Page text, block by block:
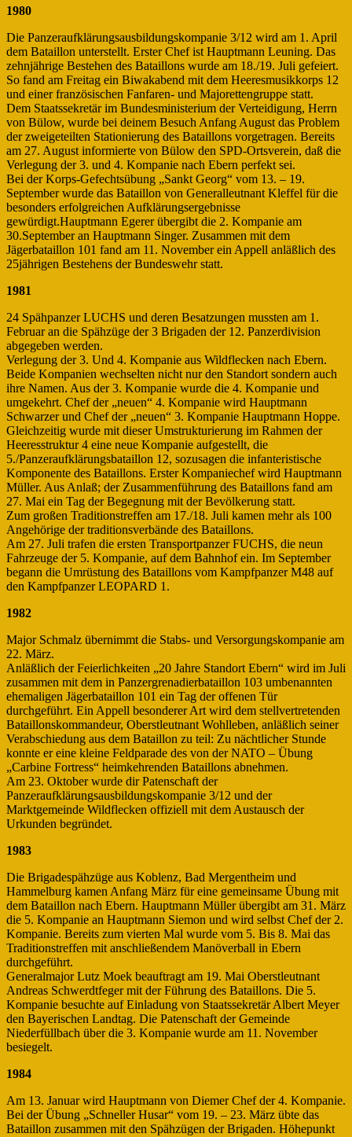
1980
Die Panzeraufklärungsausbildungskompanie 3/12 wird am 1. April
dem Bataillon unterstellt. Erster Chef ist Hauptmann Leuning. Das
zehnjährige Bestehen des Bataillons wurde am 18./19. Juli gefeiert.
So fand am Freitag ein Biwakabend mit dem Heeresmusikkorps 12
und einer französischen Fanfaren- und Majorettengruppe statt.
Dem Staatssekretär im Bundesministerium der Verteidigung, Herrn
von Bülow, wurde bei deinem Besuch Anfang August das Problem
der zweigeteilten Stationierung des Bataillons vorgetragen. Bereits
am 27. August informierte von Bülow den SPD-Ortsverein, daß die
Verlegung der 3. und 4. Kompanie nach Ebern perfekt sei.
Bei der Korps-Gefechtsübung „Sankt Georg“ vom 13. – 19.
September wurde das Bataillon von Generalleutnant Kleffel für die
besonders erfolgreichen Aufklärungsergebnisse
gewürdigt.Hauptmann Egerer übergibt die 2. Kompanie am
30.September an Hauptmann Singer. Zusammen mit dem
Jägerbataillon 101 fand am 11. November ein Appell anläßlich des
25jährigen Bestehens der Bundeswehr statt.
1981
24 Spähpanzer LUCHS und deren Besatzungen mussten am 1.
Februar an die Spähzüge der 3 Brigaden der 12. Panzerdivision
abgegeben werden.
Verlegung der 3. Und 4. Kompanie aus Wildflecken nach Ebern.
Beide Kompanien wechselten nicht nur den Standort sondern auch
ihre Namen. Aus der 3. Kompanie wurde die 4. Kompanie und
umgekehrt. Chef der „neuen“ 4. Kompanie wird Hauptmann
Schwarzer und Chef der „neuen“ 3. Kompanie Hauptmann Hoppe.
Gleichzeitig wurde mit dieser Umstrukturierung im Rahmen der
Heeresstruktur 4 eine neue Kompanie aufgestellt, die
5./Panzeraufklärungsbataillon 12, sozusagen die infanteristische
Komponente des Bataillons. Erster Kompaniechef wird Hauptmann
Müller. Aus Anlaß; der Zusammenführung des Bataillons fand am
27. Mai ein Tag der Begegnung mit der Bevölkerung statt.
Zum großen Traditionstreffen am 17./18. Juli kamen mehr als 100
Angehörige der traditionsverbände des Bataillons.
Am 27. Juli trafen die ersten Transportpanzer FUCHS, die neun
Fahrzeuge der 5. Kompanie, auf dem Bahnhof ein. Im September
begann die Umrüstung des Bataillons vom Kampfpanzer M48 auf
den Kampfpanzer LEOPARD 1.
1982
Major Schmalz übernimmt die Stabs- und Versorgungskompanie am
22. März.
Anläßlich der Feierlichkeiten „20 Jahre Standort Ebern“ wird im Juli
zusammen mit dem in Panzergrenadierbataillon 103 umbenannten
ehemaligen Jägerbataillon 101 ein Tag der offenen Tür
durchgeführt. Ein Appell besonderer Art wird dem stellvertretenden
Bataillonskommandeur, Oberstleutnant Wohlleben, anläßlich seiner
Verabschiedung aus dem Bataillon zu teil: Zu nächtlicher Stunde
konnte er eine kleine Feldparade des von der NATO – Übung
„Carbine Fortress“ heimkehrenden Bataillons abnehmen.
Am 23. Oktober wurde dir Patenschaft der
Panzeraufklärungsausbildungskompanie 3/12 und der
Marktgemeinde Wildflecken offiziell mit dem Austausch der
Urkunden begründet.
1983
Die Brigadespähzüge aus Koblenz, Bad Mergentheim und
Hammelburg kamen Anfang März für eine gemeinsame Übung mit
dem Bataillon nach Ebern. Hauptmann Müller übergibt am 31. März
die 5. Kompanie an Hauptmann Siemon und wird selbst Chef der 2.
Kompanie. Bereits zum vierten Mal wurde vom 5. Bis 8. Mai das
Traditionstreffen mit anschließendem Manöverball in Ebern
durchgeführt.
Generalmajor Lutz Moek beauftragt am 19. Mai Oberstleutnant
Andreas Schwerdtfeger mit der Führung des Bataillons. Die 5.
Kompanie besuchte auf Einladung von Staatssekretär Albert Meyer
den Bayerischen Landtag. Die Patenschaft der Gemeinde
Niederfüllbach über die 3. Kompanie wurde am 11. November
besiegelt.
1984
Am 13. Januar wird Hauptmann von Diemer Chef der 4. Kompanie.
Bei der Übung „Schneller Husar“ vom 19. – 23. März übte das
Bataillon zusammen mit den Spähzügen der Brigaden. Höhepunkt